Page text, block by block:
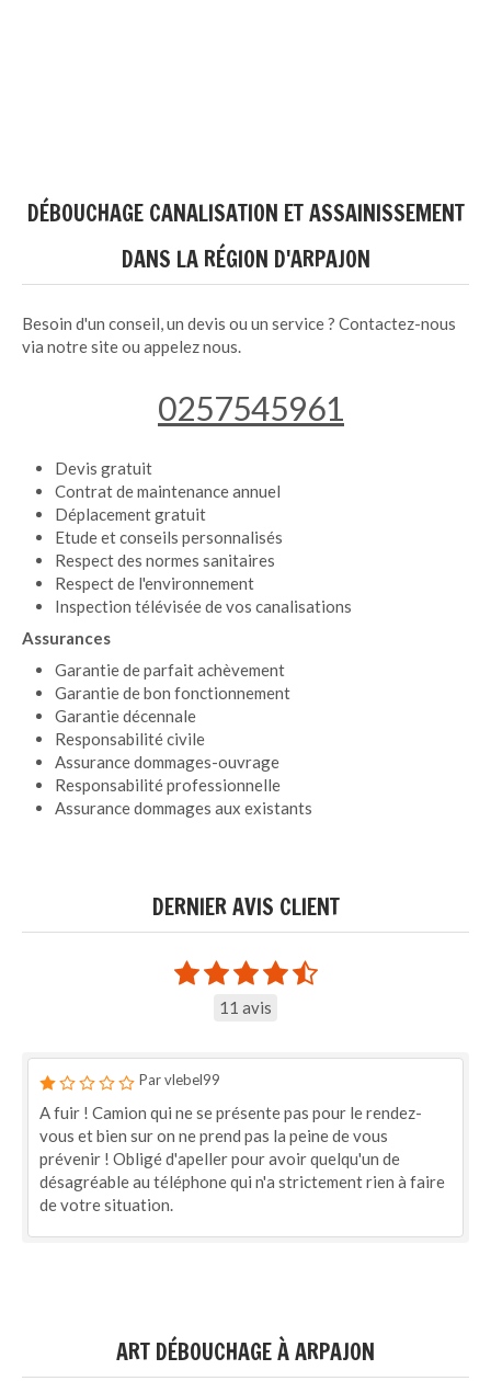
DÉBOUCHAGE CANALISATION ET ASSAINISSEMENT
DANS LA RÉGION D'ARPAJON
Besoin d'un conseil, un devis ou un service ? Contactez-nous
via notre site ou appelez nous.
0257545961
Devis gratuit
Contrat de maintenance annuel
Déplacement gratuit
Etude et conseils personnalisés
Respect des normes sanitaires
Respect de l'environnement
Inspection télévisée de vos canalisations
Assurances
Garantie de parfait achèvement
Garantie de bon fonctionnement
Garantie décennale
Responsabilité civile
Assurance dommages-ouvrage
Responsabilité professionnelle
Assurance dommages aux existants
DERNIER AVIS CLIENT
11 avis
Par vlebel99
A fuir ! Camion qui ne se présente pas pour le rendez-
vous et bien sur on ne prend pas la peine de vous
prévenir ! Obligé d'apeller pour avoir quelqu'un de
désagréable au téléphone qui n'a strictement rien à faire
de votre situation.
ART DÉBOUCHAGE À ARPAJON